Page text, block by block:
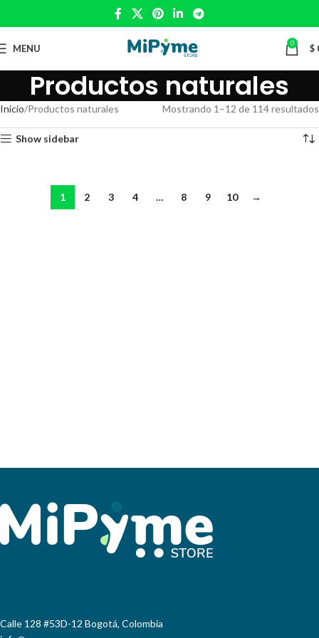
MENU 0 $
Productos naturales
Inicio Productos naturales Mostrando 1–12 de 114 resultados
Show sidebar
1 2 3 4 … 8 9 10 →
Calle 128 #53D-12 Bogotá, Colombia